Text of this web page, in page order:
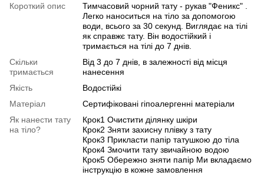
Короткий опис
Тимчасовий чорний тату - рукав "Феникс" .
Легко наноситься на тіло за допомогою
води, всього за 30 секунд. Виглядає на тілі
як справжє тату. Він водостійкий і
тримається на тілі до 7 днів.
Скільки
тримається
Від 3 до 7 днів, в залежності від місця
нанесення
Якість
Водостійкі
Матеріал
Сертифіковані гіпоалергенні матеріали
Як нанести тату
на тіло?
Крок1 Очистити ділянку шкіри
Крок2 Зняти захисну плівку з тату
Крок3 Прикласти папір татушкою до тіла
Крок4 Змочити тату звичайною водою
Крок5 Обережно зняти папір Ми вкладаємо
інструкцію в кожне замовлення